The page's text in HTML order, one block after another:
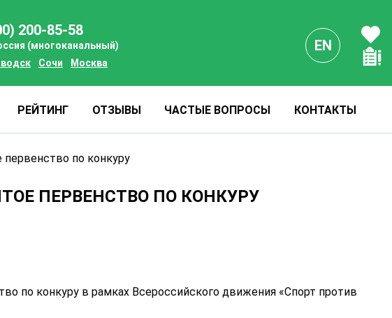
200-85-58
(многоканальный)
Сочи Москва
EN
РЕЙТИНГ ОТЗЫВЫ ЧАСТЫЕ ВОПРОСЫ КОНТАКТЫ
по конкуру
ПЕРВЕНСТВО ПО КОНКУРУ
по конкуру в рамках Всероссийского движения «Спорт против